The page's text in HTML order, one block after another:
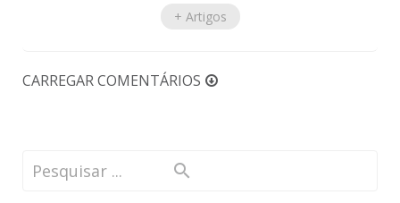
+ Artigos
CARREGAR COMENTÁRIOS